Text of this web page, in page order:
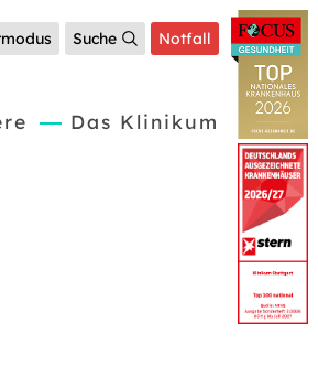
Suche Notfall
Das Klinikum
(current)